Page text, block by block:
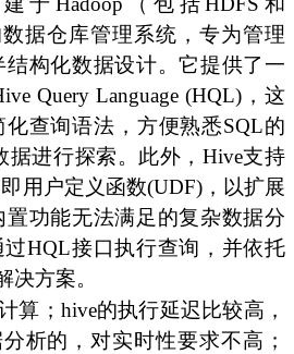
数据仓库管理系统，专为管理
构化数据设计。它提供了一
Query Language (HQL)，这
查询语法，方便熟悉SQL的
据进行探索。此外，Hive支持
用户定义函数(UDF)，以扩展
功能无法满足的复杂数据分
HQL接口执行查询，并依托
决方案。
算；hive的执行延迟比较高，
析的，对实时性要求不高；